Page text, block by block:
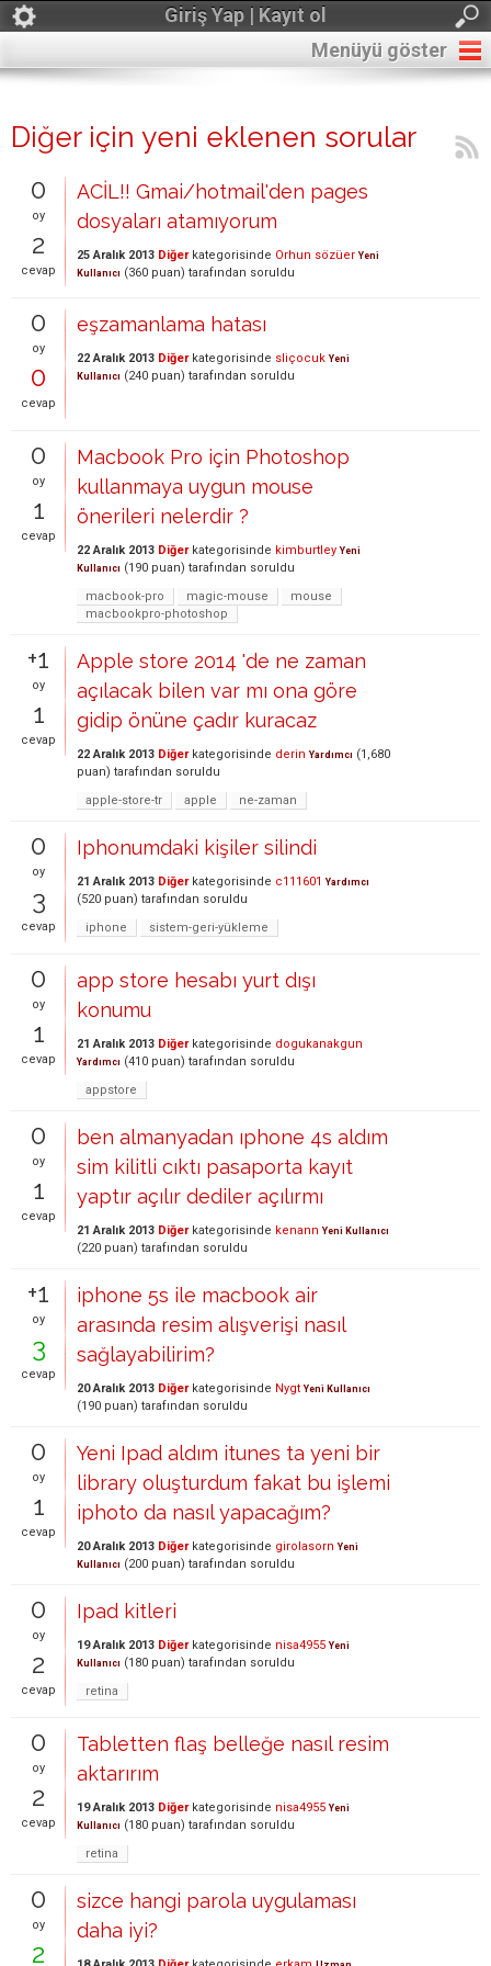
Giriş Yap | Kayıt ol
Menüyü göster
Diğer için yeni eklenen sorular
0
oy
2
cevap
ACİL!! Gmai/hotmail'den pages
dosyaları atamıyorum
25 Aralık 2013 Diğerkategorisinde Orhun sözüer Yeni
Kullanıcı (360 puan) tarafından soruldu
0
oy
0
cevap
eşzamanlama hatası
22 Aralık 2013 Diğerkategorisinde sliçocuk Yeni
Kullanıcı (240 puan) tarafından soruldu
0
oy
1
cevap
Macbook Pro için Photoshop
kullanmaya uygun mouse
önerileri nelerdir ?
22 Aralık 2013 Diğerkategorisinde kimburtley Yeni
Kullanıcı (190 puan) tarafından soruldu
macbook-pro
magic-mouse
mouse
macbookpro-photoshop
+1
oy
1
cevap
Apple store 2014 'de ne zaman
açılacak bilen var mı ona göre
gidip önüne çadır kuracaz
22 Aralık 2013 Diğerkategorisinde derin Yardımcı (1,680
puan) tarafından soruldu
apple-store-tr
apple ne-zaman
0
oy
3
cevap
Iphonumdaki kişiler silindi
21 Aralık 2013 Diğerkategorisinde c111601 Yardımcı
(520 puan) tarafından soruldu
iphone
sistem-geri-yükleme
0
oy
1
cevap
app store hesabı yurt dışı
konumu
21 Aralık 2013 Diğerkategorisinde dogukanakgun
Yardımcı (410 puan) tarafından soruldu
appstore
0
oy
1
cevap
ben almanyadan ıphone 4s aldım
sim kilitli cıktı pasaporta kayıt
yaptır açılır dediler açılırmı
21 Aralık 2013 Diğerkategorisinde kenann Yeni Kullanıcı
(220 puan) tarafından soruldu
+1
oy
3
cevap
iphone 5s ile macbook air
arasında resim alışverişi nasıl
sağlayabilirim?
20 Aralık 2013 Diğerkategorisinde Nygt Yeni Kullanıcı
(190 puan) tarafından soruldu
0
oy
1
cevap
Yeni Ipad aldım itunes ta yeni bir
library oluşturdum fakat bu işlemi
iphoto da nasıl yapacağım?
20 Aralık 2013 Diğerkategorisinde girolasorn Yeni
Kullanıcı (200 puan) tarafından soruldu
0
oy
2
cevap
Ipad kitleri
19 Aralık 2013 Diğerkategorisinde nisa4955 Yeni
Kullanıcı (180 puan) tarafından soruldu
retina
0
oy
2
cevap
Tabletten flaş belleğe nasıl resim
aktarırım
19 Aralık 2013 Diğerkategorisinde nisa4955 Yeni
Kullanıcı (180 puan) tarafından soruldu
retina
0
oy
2
sizce hangi parola uygulaması
daha iyi?